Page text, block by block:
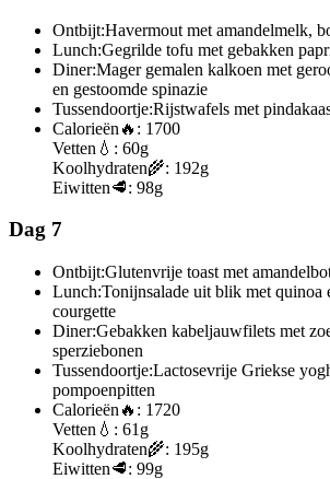
Ontbijt:Havermout met amandelmelk,
Lunch:Gegrilde tofu met gebakken
Diner:Mager gemalen kalkoen met
en gestoomde spinazie
Tussendoortje:Rijstwafels met
Calorieën 🔥: 1700
Vetten 💧: 60g
Koolhydraten🌾: 192g
Eiwitten🥩: 98g
Dag 7
Ontbijt:Glutenvrije toast met
Lunch:Tonijnsalade uit blik met quinoa
courgette
Diner:Gebakken kabeljauwfilets met
sperziebonen
Tussendoortje:Lactosevrije Griekse
pompoenpitten
Calorieën 🔥: 1720
Vetten 💧: 61g
Koolhydraten🌾: 195g
Eiwitten🥩: 99g